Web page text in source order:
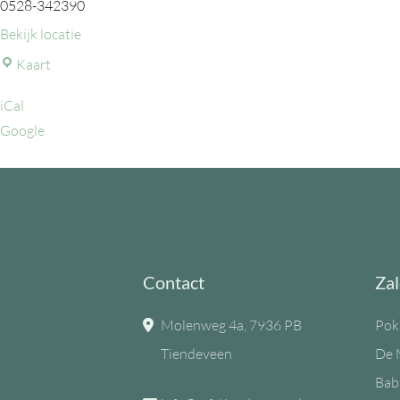
0528-342390
Bekijk locatie
Kaart
iCal
Google
Contact
Molenweg 4a, 7936 PB
Tiendeveen
De